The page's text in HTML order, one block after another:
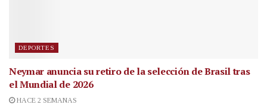
DEPORTES
Neymar anuncia su retiro de la selección de Brasil tras
el Mundial de 2026
HACE 2 SEMANAS